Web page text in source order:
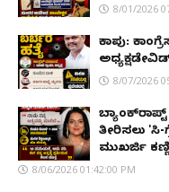
8/01/2026
ಕಾಪು:
8/07/2026
ತೀರಿಸಲು 'ಸಿ-
ಮುಖರ್ಜಿ
8/06/2026 01:42:00 PM